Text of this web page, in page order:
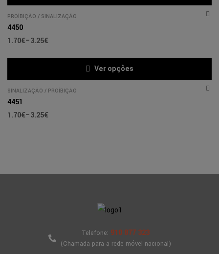
PROÍBIÇÃO / SINALIZAÇÃO
4450
1.70€–3.25€
Ver opções
SINALIZAÇÃO / PROÍBIÇÃO
4451
1.70€–3.25€
Telefone: 910 877 323
(Chamada para a rede móvel nacional)